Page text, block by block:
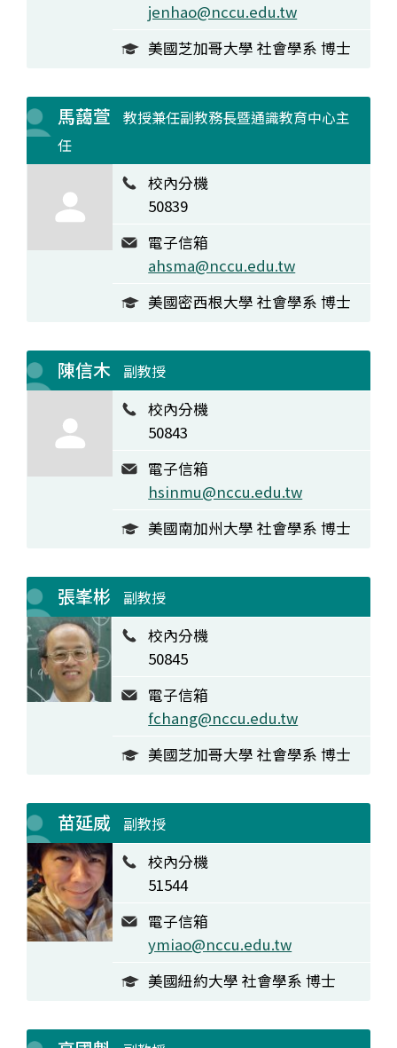
jenhao@nccu.edu.tw
美國芝加哥大學 社會學系 博士
馬藹萱
教授兼任副教務長暨通識教育中心主
任
校內分機
50839
電子信箱
ahsma@nccu.edu.tw
美國密西根大學 社會學系 博士
陳信木 副教授
校內分機
50843
電子信箱
hsinmu@nccu.edu.tw
美國南加州大學 社會學系 博士
張峯彬 副教授
校內分機
50845
電子信箱
fchang@nccu.edu.tw
美國芝加哥大學 社會學系 博士
苗延威 副教授
校內分機
51544
電子信箱
ymiao@nccu.edu.tw
美國紐約大學 社會學系 博士